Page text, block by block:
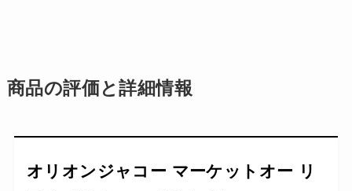
商品の評価と詳細情報
オリオンジャコー マーケットオー リ